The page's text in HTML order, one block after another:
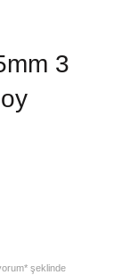
3
şeklinde